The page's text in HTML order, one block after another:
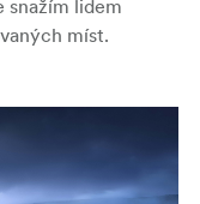
snažím lidem
míst.